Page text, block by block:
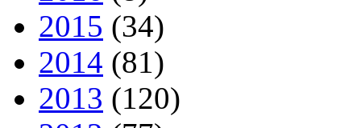
2015 (34)
2014 (81)
2013 (120)